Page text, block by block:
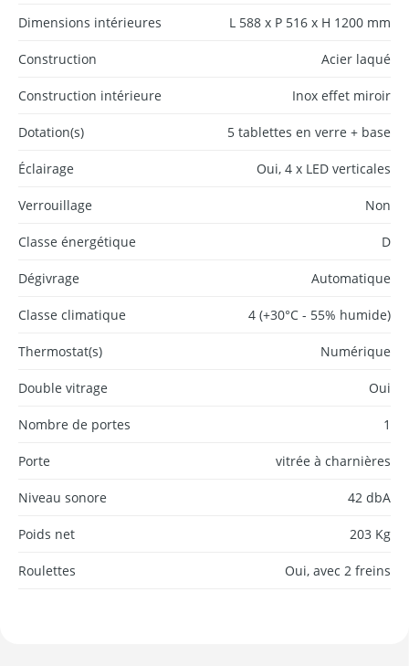
Dimensions intérieures L 588 x P 516 x H 1200 mm
Construction Acier laqué
Construction intérieure Inox effet miroir
Dotation(s) 5 tablettes en verre + base
Éclairage Oui, 4 x LED verticales
Verrouillage Non
Classe énergétique D
Dégivrage Automatique
Classe climatique 4 (+30°C - 55% humide)
Thermostat(s) Numérique
Double vitrage Oui
Nombre de portes 1
Porte vitrée à charnières
Niveau sonore 42 dbA
Poids net 203 Kg
Roulettes Oui, avec 2 freins